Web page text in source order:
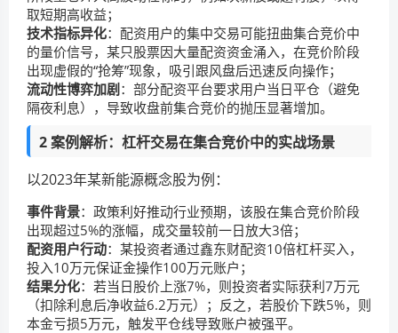
取短期高收益；
技术指标异化：配资用户的集中交易可能扭曲集合竞价中
的量价信号，某只股票因大量配资资金涌入，在竞价阶段
出现虚假的“抢筹”现象，吸引跟风盘后迅速反向操作；
流动性博弈加剧 ：部分配资平台要求用户当日平仓（避免
隔夜利息），导致收盘前集合竞价的抛压显著增加。
2 案例解析：杠杆交易在集合竞价中的实战场景
以2023年某新能源概念股为例：
事件背景：政策利好推动行业预期，该股在集合竞价阶段
出现超过5%的涨幅，成交量较前一日放大3倍；
配资用户行动：某投资者通过鑫东财配资10倍杠杆买入，
投入10万元保证金操作100万元账户；
结果分化：若当日股价上涨7%，则投资者实际获利7万元
（扣除利息后净收益6.2万元）；反之，若股价下跌5%，则
本金亏损5万元，触发平仓线导致账户被强平。